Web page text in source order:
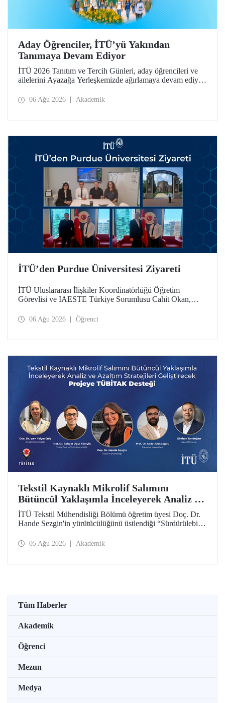
Aday Öğrenciler, İTÜ’yü Yakından
Tanımaya Devam Ediyor
İTÜ 2026 Tanıtım ve Tercih Günleri, aday öğrencileri ve
ailelerini Ayazağa Yerleşkemizde ağırlamaya devam ediyor.
ilgili fakülte ve birimler adaylara bilgi vermeye devam
06 Ağu 2026 Akademik
İTÜ’den Purdue Üniversitesi Ziyareti
İTÜ Uluslararası İlişkiler Koordinatörlüğü Öğretim
Görevlisi ve IAESTE Türkiye Sorumlusu Cahit Okan,
Temmuz tarihlerinde ABD’de dünyanın önde gelen
06 Ağu 2026 Öğrenci
Tekstil Kaynaklı Mikrolif Salımını
Bütüncül Yaklaşımla İnceleyerek Analiz ve
Azaltım Stratejileri Geliştirecek Projeye
TÜBİTAK Desteği
İTÜ Tekstil Mühendisliği Bölümü öğretim üyesi Doç. Dr.
Hande Sezgin'in yürütücülüğünü üstlendiği “Sürdürülebilir
Koşullarına Bağlı Mikrolif Salımı: Aşınma, UV Maruziyeti
05 Ağu 2026 Akademik
Tüm Haberler
Akademik
Öğrenci
Mezun
Medya